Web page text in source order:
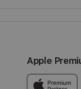
Apple